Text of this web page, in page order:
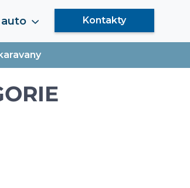
auto Kontakty